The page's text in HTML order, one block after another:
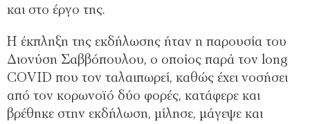
και στο έργο της.
Η έκπληξη της εκδήλωσης ήταν η παρουσία του
Διονύση Σαββόπουλου, ο οποίος παρά τον long
COVID που τον ταλαιπωρεί, καθώς έχει νοσήσει
από τον κορωνοϊό δύο φορές, κατάφερε και
βρέθηκε στην εκδήλωση, μίλησε, μάγεψε και